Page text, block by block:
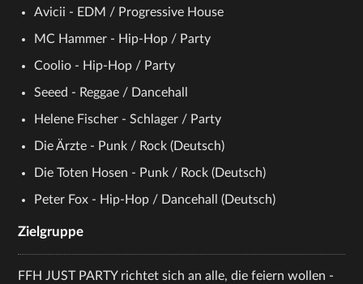
Avicii - EDM / Progressive House
MC Hammer - Hip-Hop / Party
Coolio - Hip-Hop / Party
Seeed - Reggae / Dancehall
Helene Fischer - Schlager / Party
Die Ärzte - Punk / Rock (Deutsch)
Die Toten Hosen - Punk / Rock (Deutsch)
Peter Fox - Hip-Hop / Dancehall (Deutsch)
Zielgruppe
FFH JUST PARTY richtet sich an alle, die feiern wollen -